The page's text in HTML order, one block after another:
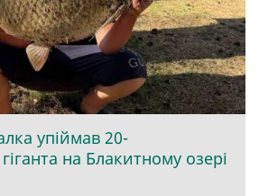
упіймав 20-
на Блакитному озері